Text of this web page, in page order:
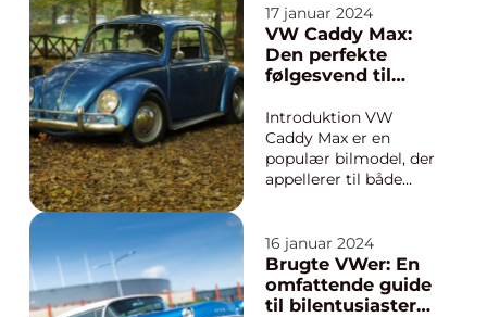
behovene hos
moderne byboere.
Med sin kompakte
størrelse og
teknologi er VW up! el
ideel til at tackle
trængsl...
17 januar 2024
VW Caddy Max:
Den perfekte
følgesvend til
Introduktion VW
Caddy Max er en
populær bilmodel, der
appellerer til både
udkig efter en praktisk
og rummelig bil med
masser af plads til
både passagerer og
16 januar 2024
Brugte VWer: En
omfattende guide
til bilentusiaster